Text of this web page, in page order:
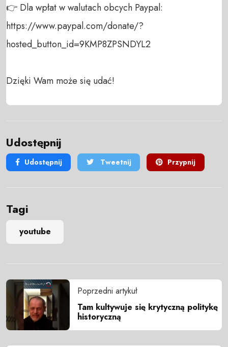
👉 Dla wpłat w walutach obcych Paypal:
https://www.paypal.com/donate/?
hosted_button_id=9KMP8ZPSNDYL2
Dzięki Wam może się udać!
Udostępnij
Udostępnij Tweetnij Przypnij
Tagi
youtube
Poprzedni artykuł
Tam kultywuje się krytyczną politykę
historyczną